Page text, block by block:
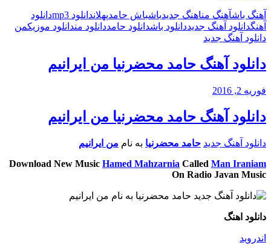
آهنگ باشآهنگ مناهنگ جدیدباشباش حامدپهلاندانلود mp3
دانلود
آهنگدانلود آهنگ جدیددانلود باشدانلود حامددانلود مندانلود موزیکمن
دانلود آهنگ جدید
دانلود آهنگ حامد محضرنیا من ایرانیم
فوریه 2, 2016
دانلود آهنگ حامد محضرنیا من ایرانیم
دانلود آهنگ جدید حامد محضرنیا به نام من ایرانیم
Download New Music Hamed Mahzarnia Called Man Iraniam
On Radio Javan Music
دانلود اهنگ
اندروید